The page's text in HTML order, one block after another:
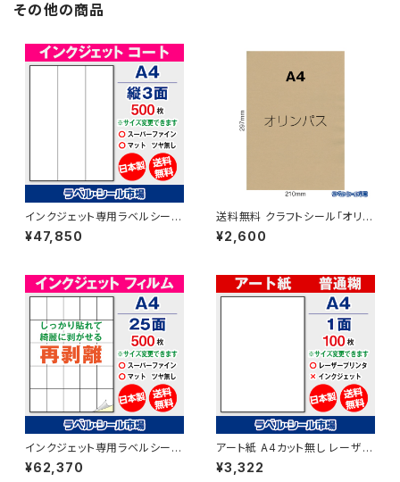
その他の商品
インクジェット専用ラベルシール
マットコートA4-縦3面 500枚
スーパーファイン T3Y1iA
¥47,850
送料無料 クラフトシール「オリン
パス」A4フリーカット100枚
¥2,600
インクジェット専用ラベルシール
フィルム再剥離 A4-25面 500
枚 スーパーファイン T5Y5iDrs
¥62,370
アート紙 A4カット無し レーザー
プリンター用ラベルシール 100
枚 T1Y1B-1【日本製】
¥3,322